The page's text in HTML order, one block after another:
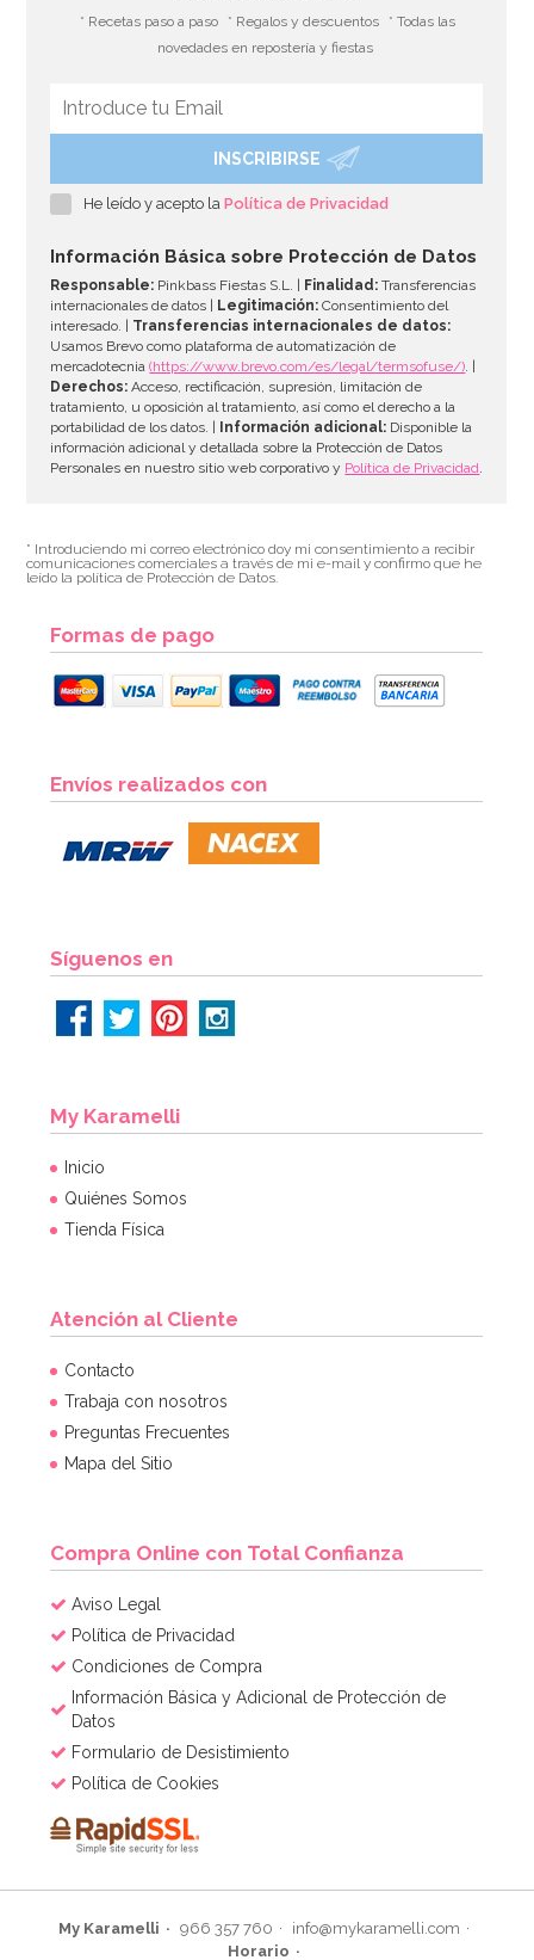
Set de 50 tapitas para botellitas de leche
AÑADIR
3,49€ 3,35€
Molde Dora la Exploradora
AÑADIR
* Recetas paso a paso * Regalos y descuentos
* Todas las
novedades en repostería y fiestas
INSCRIBIRSE
He leído y acepto laPolítica de Privacidad
Información Básica sobre Protección de Datos
Responsable: Pinkbass Fiestas S.L. | Finalidad: Transferencias
internacionales de datos |
Legitimación: Consentimiento del
interesado. | Transferencias internacionales de datos:
Usamos Brevo como plataforma de automatización de
mercadotecnia(https://www.brevo.com/es/legal/termsofuse/). |
Derechos: Acceso, rectificación, supresión, limitación de
tratamiento, u oposición al tratamiento, así como el derecho a la
portabilidad de los datos. |
Información adicional: Disponible la
información adicional y detallada sobre la Protección de Datos
Personales en nuestro sitio web corporativo y Política de Privacidad.
* Introduciendo mi correo electrónico doy mi consentimiento a recibir
comunicaciones comerciales a través de mi e-mail y confirmo que he
leído la política de Protección de Datos.
Formas de pago
Envíos realizados con
Síguenos en
My Karamelli
Inicio
Quiénes Somos
Tienda Física
Atención al Cliente
Contacto
Trabaja con nosotros
Preguntas Frecuentes
Mapa del Sitio
Compra Online con Total Confianza
Aviso Legal
Política de Privacidad
Condiciones de Compra
Información Básica y Adicional de Protección de
Datos
Formulario de Desistimiento
Política de Cookies
My Karamelli 966 357 760
info@mykaramelli.com
Horario